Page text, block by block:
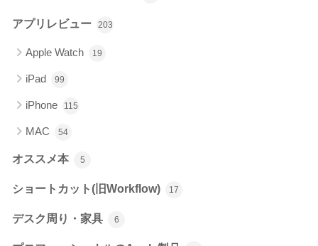
アプリレビュー 203
Apple Watch 19
iPad 99
iPhone 115
MAC 54
オススメ本 5
ショートカット(旧Workflow) 17
デスク周り・家具 6